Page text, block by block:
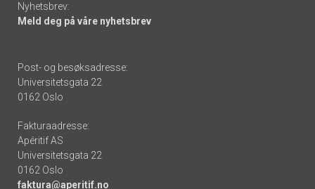
Nyhetsbrev:
Meld deg på våre nyhetsbrev
Post- og besøksadresse:
Universitetsgata 22
0162 Oslo
Fakturaadresse:
Apéritif AS
Universitetsgata 22
0162 Oslo
faktura@aperitif.no